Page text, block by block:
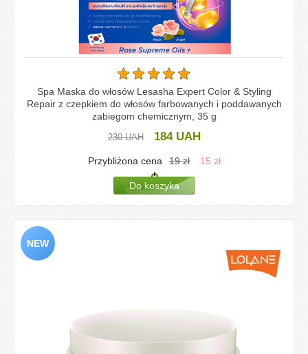
Spa Maska do włosów Lesasha Expert Color & Styling
Repair z czepkiem do włosów farbowanych i poddawanych
zabiegom chemicznym, 35 g
230UAH 184 UAH
Przybliżona cena 19zł 15 zł